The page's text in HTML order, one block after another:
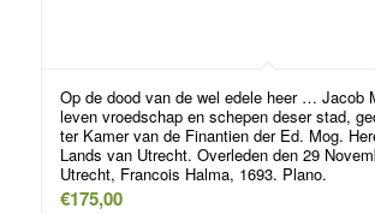
Op de dood van de wel edele heer … Jacob
leven vroedschap en schepen deser stad,
ter Kamer van de Finantien der Ed. Mog.
Lands van Utrecht. Overleden den 29
Utrecht, Francois Halma, 1693. Plano.
€175,00